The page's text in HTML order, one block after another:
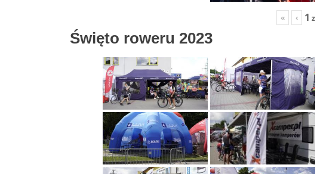
« ‹ 1 z
Święto roweru 2023